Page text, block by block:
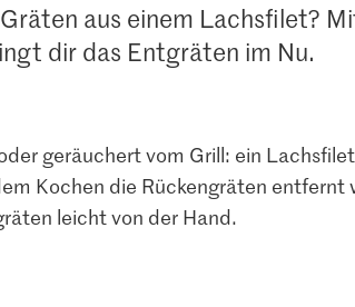
aus einem Lachsfilet?
dir das Entgräten im Nu.
geräuchert vom Grill: ein
Kochen die Rückengräten entfernt
leicht von der Hand.